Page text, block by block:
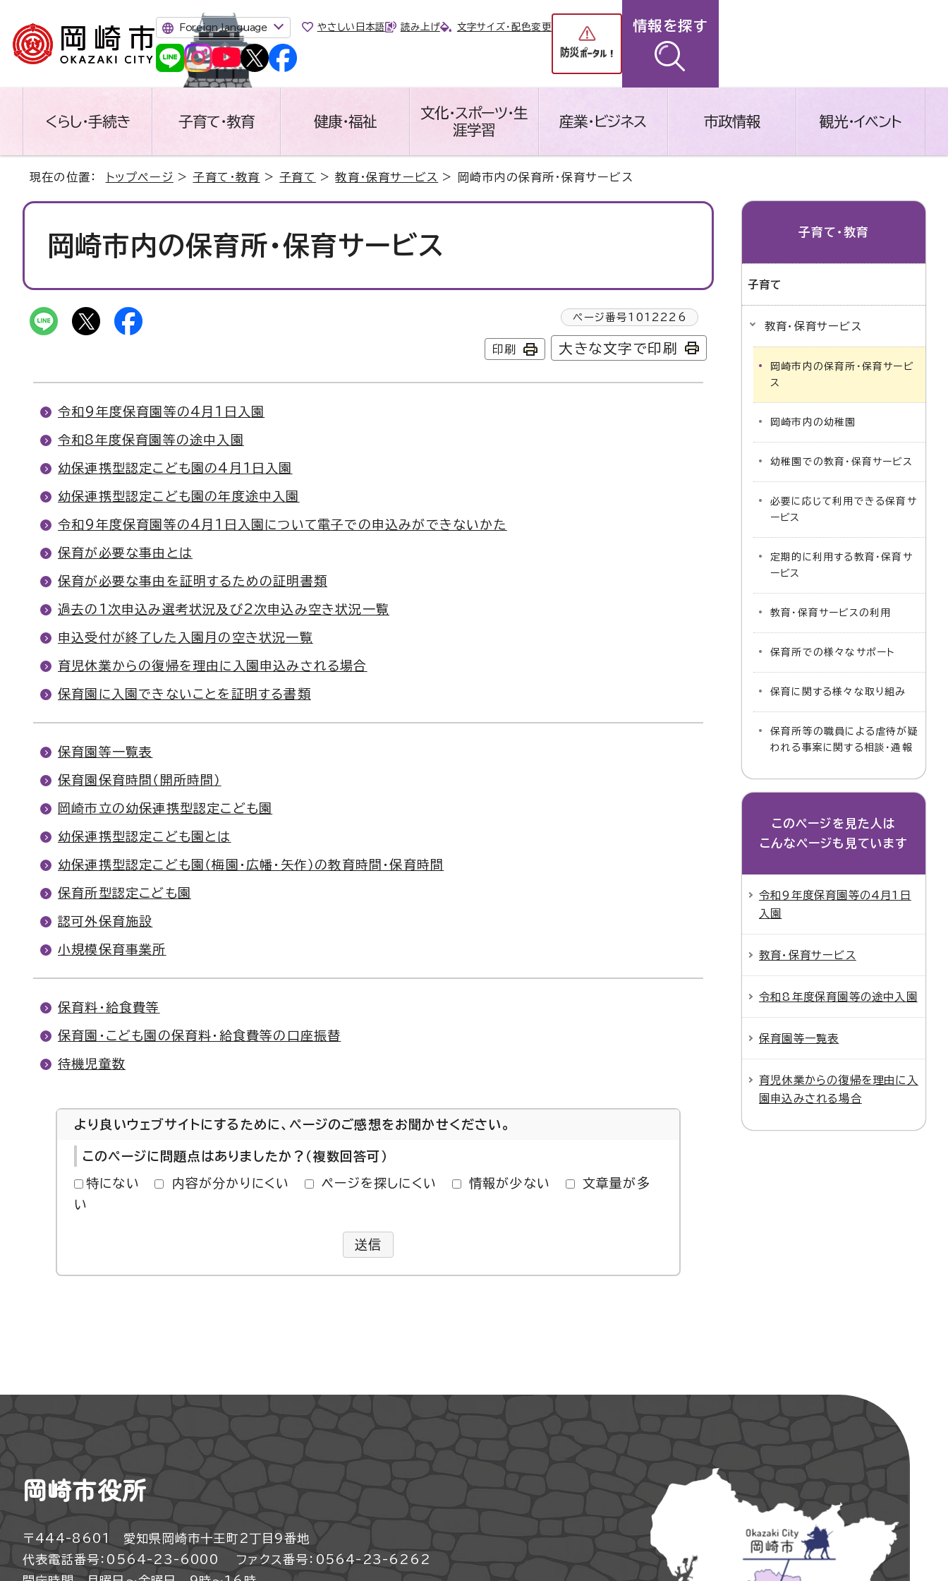
Foreign language やさしい日本語 読み上げ 文字サイズ・配色変更 情報を探す
くらし・手続き 子育て・教育 健康・福祉
文化・スポーツ・生
涯学習
産業・ビジネス 市政情報 観光・イベント
現在の位置： トップページ >子育て・教育 >子育て >教育・保育サービス > 岡崎市内の保育所・保育サービス
岡崎市内の保育所・保育サービス
ページ番号 1012226
印刷 大きな文字で印刷
令和9年度保育園等の4月1日入園
令和8年度保育園等の途中入園
幼保連携型認定こども園の4月1日入園
幼保連携型認定こども園の年度途中入園
令和9年度保育園等の4月1日入園について電子での申込みができないかた
保育が必要な事由とは
保育が必要な事由を証明するための証明書類
過去の1次申込み選考状況及び2次申込み空き状況一覧
申込受付が終了した入園月の空き状況一覧
育児休業からの復帰を理由に入園申込みされる場合
保育園に入園できないことを証明する書類
保育園等一覧表
保育園保育時間（開所時間）
岡崎市立の幼保連携型認定こども園
幼保連携型認定こども園とは
幼保連携型認定こども園（梅園・広幡・矢作）の教育時間・保育時間
保育所型認定こども園
認可外保育施設
小規模保育事業所
保育料・給食費等
保育園・こども園の保育料・給食費等の口座振替
待機児童数
より良いウェブサイトにするために、ページのご感想をお聞かせください。
このページに問題点はありましたか？（複数回答可）
特にない 内容が分かりにくい ページを探しにくい 情報が少ない
文章量が多
い
送信
子育て・教育
子育て
教育・保育サービス
岡崎市内の保育所・保育サービ
ス
岡崎市内の幼稚園
幼稚園での教育・保育サービス
必要に応じて利用できる保育サ
ービス
定期的に利用する教育・保育サ
ービス
教育・保育サービスの利用
保育所での様々なサポート
保育に関する様々な取り組み
保育所等の職員による虐待が疑
われる事案に関する相談・通報
このページを見た人は
こんなページも見ています
令和9年度保育園等の4月1日
入園
教育・保育サービス
令和8年度保育園等の途中入園
保育園等一覧表
育児休業からの復帰を理由に入
園申込みされる場合
岡崎市役所
〒444-8601 愛知県岡崎市十王町2丁目9番地
代表電話番号：0564-23-6000
ファクス番号：0564-23-6262